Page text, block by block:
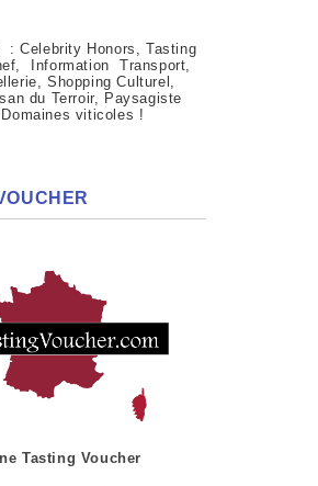
: Celebrity Honors, Tasting
Information Transport,
Shopping Culturel,
du Terroir, Paysagiste
viticoles !
Tasting Voucher